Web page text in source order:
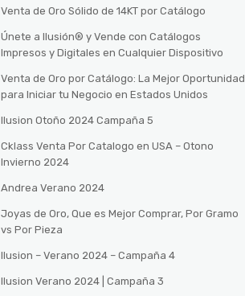
Venta de Oro Sólido de 14KT por Catálogo
Únete a Ilusión® y Vende con Catálogos
Impresos y Digitales en Cualquier Dispositivo
Venta de Oro por Catálogo: La Mejor Oportunidad
para Iniciar tu Negocio en Estados Unidos
Ilusion Otoño 2024 Campaña 5
Cklass Venta Por Catalogo en USA – Otono
Invierno 2024
Andrea Verano 2024
Joyas de Oro, Que es Mejor Comprar, Por Gramo
vs Por Pieza
Ilusion – Verano 2024 – Campaña 4
Ilusion Verano 2024 | Campaña 3